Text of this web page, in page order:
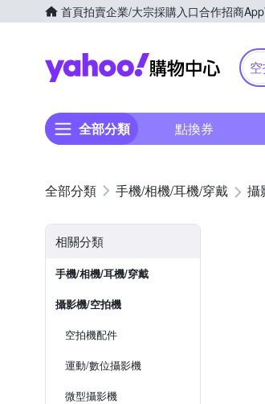
首頁拍賣企業/大宗採購入口合作招商
全部分類 點換券
手機/相機/耳機/穿戴 攝
相關分類
手機/相機/耳機/穿戴
攝影機/空拍機
空拍機配件
運動/數位攝影機
微型攝影機